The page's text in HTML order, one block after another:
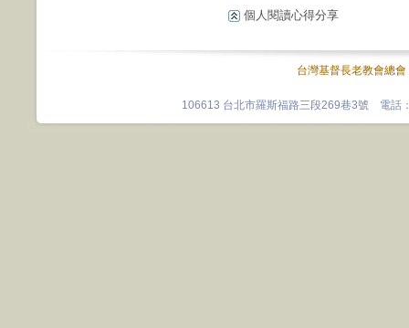
個人閱讀心得分享
台灣基督長老教會總會
106613 台北市羅斯福路三段269巷3號 電